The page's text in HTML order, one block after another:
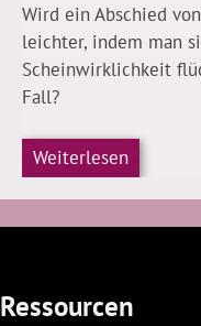
Wird ein Abschied
leichter, indem man
Scheinwirklichkeit
Fall?
Weiterlesen
Ressourcen